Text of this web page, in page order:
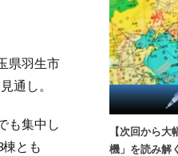
県羽生市
通し。
も集中し
とも
【次回から
機」を読み解